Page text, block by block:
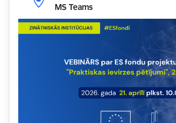
MS Teams